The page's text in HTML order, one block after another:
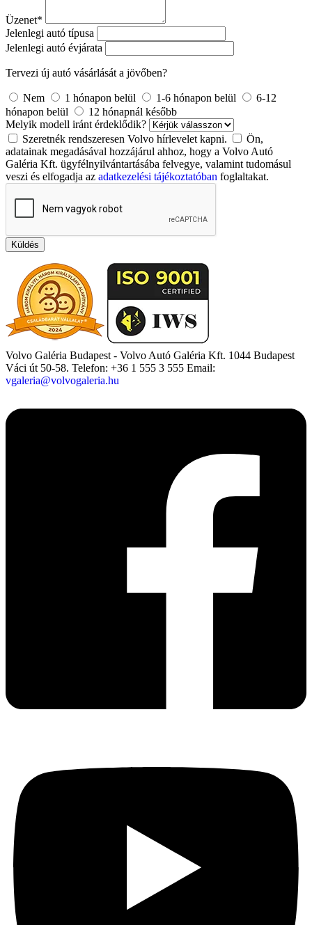
Üzenet*
Jelenlegi autó típusa
Jelenlegi autó évjárata
Tervezi új autó vásárlását a jövőben?
Nem 1 hónapon belül 1-6 hónapon belül
6-12
hónapon belül
12 hónapnál később
Melyik modell iránt érdeklődik?
Szeretnék rendszeresen Volvo hírlevelet kapni.
Ön,
adatainak megadásával hozzájárul ahhoz, hogy a Volvo Autó
Galéria Kft. ügyfélnyilvántartásába felvegye, valamint tudomásul
veszi és elfogadja az adatkezelési tájékoztatóban foglaltakat.
Küldés
Volvo Galéria Budapest - Volvo Autó Galéria Kft. 1044 Budapest
Váci út 50-58. Telefon: +36 1 555 3 555 Email:
vgaleria@volvogaleria.hu